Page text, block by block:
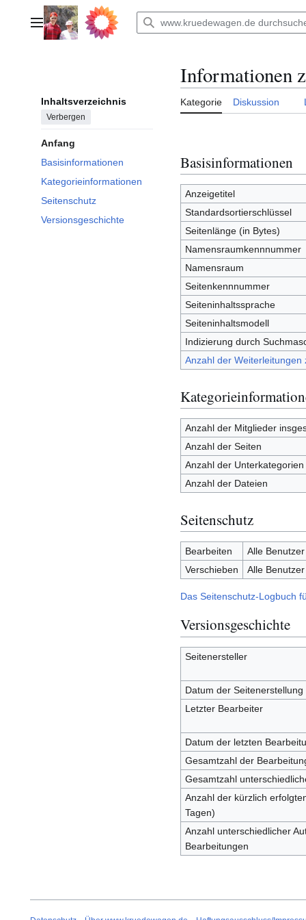
springenHauptmenü
Inhaltsverzeichnis
Verbergen
Anfang
Basisinformationen
Kategorieinformationen
Seitenschutz
Versionsgeschichte
Informationen
Kategorie Diskussion
Basisinformationen
Anzeigetitel
Standardsortierschlüssel
Seitenlänge (in Bytes)
Namensraumkennnummer
Namensraum
Seitenkennnummer
Seiteninhaltssprache
Seiteninhaltsmodell
Indizierung durch
Anzahl der Weiterleitungen
Anzahl der Mitglieder
Anzahl der Seiten
Anzahl der Unterkategorien
Anzahl der Dateien
Seitenschutz
Bearbeiten
Alle
Verschieben
Alle
Das Seitenschutz-Logbuch
Versionsgeschichte
Seitenersteller
Datum der Seitenerstellung
Letzter Bearbeiter
Datum der letzten
Gesamtzahl der
Gesamtzahl
Anzahl der kürzlich
Tagen)
Anzahl unterschiedlicher
Bearbeitungen